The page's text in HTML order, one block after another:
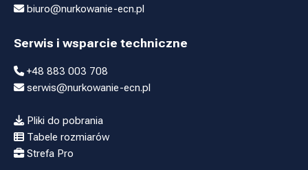
biuro@nurkowanie-ecn.pl
Serwis i wsparcie techniczne
+48 883 003 708
serwis@nurkowanie-ecn.pl
Pliki do pobrania
Tabele rozmiarów
Strefa Pro